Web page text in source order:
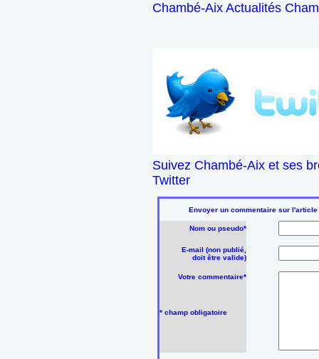
Chambé-Aix Actualités
Suivez Chambé-Aix et ses
Twitter
Envoyer un commentaire sur
Nom ou pseudo*
E-mail (non publié,
doit être valide)
Votre commentaire*
* champ obligatoire